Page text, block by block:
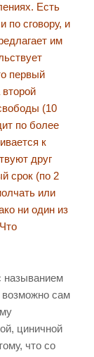
Есть
по сговору, и
им
первый
(10
по более
к
друг
срок (по 2
или
ни один из
называнием
сам
циничной
что со